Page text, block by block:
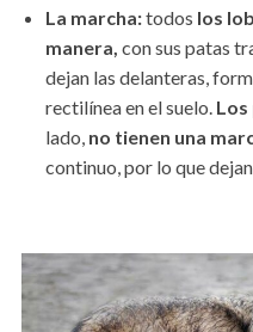
La marcha:todos los
manera, con sus patas
dejan las delanteras,
rectilínea en el suelo.
lado, no tienen una
continuo, por lo que